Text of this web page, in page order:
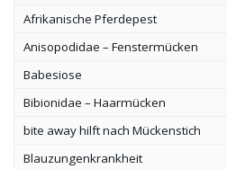
Afrikanische Pferdepest
Anisopodidae – Fenstermücken
Babesiose
Bibionidae – Haarmücken
bite away hilft nach Mückenstich
Blauzungenkrankheit